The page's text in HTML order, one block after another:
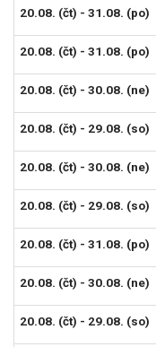
20.08. (čt) - 31.08. (po)
20.08. (čt) - 31.08. (po)
20.08. (čt) - 30.08. (ne)
20.08. (čt) - 29.08. (so)
20.08. (čt) - 30.08. (ne)
20.08. (čt) - 29.08. (so)
20.08. (čt) - 31.08. (po)
20.08. (čt) - 30.08. (ne)
20.08. (čt) - 29.08. (so)